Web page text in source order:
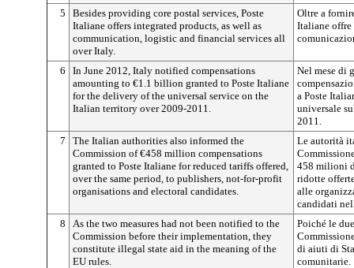
5
Besides providing core postal services, Poste
Italiane offers integrated products, as well as
communication, logistic and financial services all
over Italy.
Oltre a
Italiane
6
In June 2012, Italy notified compensations
amounting to €1.1 billion granted to Poste Italiane
for the delivery of the universal service on the
Italian territory over 2009-2011.
Nel mese di
a Poste
universale
2011.
7
The Italian authorities also informed the
Commission of €458 million compensations
granted to Poste Italiane for reduced tariffs offered,
over the same period, to publishers, not-for-profit
organisations and electoral candidates.
Le autorità
458 milioni
ridotte
alle
candidati
8
As the two measures had not been notified to the
Commission before their implementation, they
constitute illegal state aid in the meaning of the
EU rules.
Poiché le
di aiuti di
comunitarie.